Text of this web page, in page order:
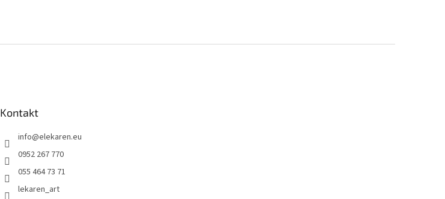
Kontakt
info@elekaren.eu
0952 267 770
055 464 73 71
lekaren_art